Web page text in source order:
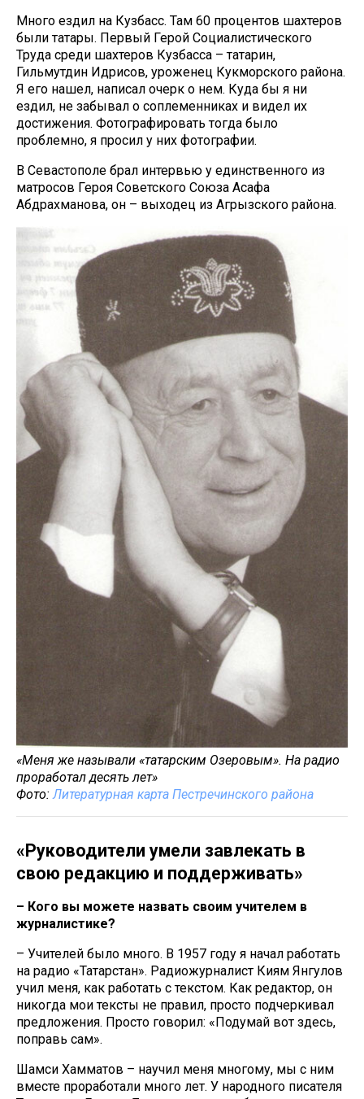
Много ездил на Кузбасс. Там 60 процентов шахтеров
были татары. Первый Герой Социалистического
Труда среди шахтеров Кузбасса – татарин,
Гильмутдин Идрисов, уроженец Кукморского района.
Я его нашел, написал очерк о нем. Куда бы я ни
ездил, не забывал о соплеменниках и видел их
достижения. Фотографировать тогда было
проблемно, я просил у них фотографии.
В Севастополе брал интервью у единственного из
матросов Героя Советского Союза Асафа
Абдрахманова, он – выходец из Агрызского района.
«Меня же называли «татарским Озеровым». На радио
проработал десять лет»
Фото:Литературная карта Пестречинского района
«Руководители умели завлекать в
свою редакцию и поддерживать»
– Кого вы можете назвать своим учителем в
журналистике?
– Учителей было много. В 1957 году я начал работать
на радио «Татарстан». Радиожурналист Киям Янгулов
учил меня, как работать с текстом. Как редактор, он
никогда мои тексты не правил, просто подчеркивал
предложения. Просто говорил: «Подумай вот здесь,
поправь сам».
Шамси Хамматов – научил меня многому, мы с ним
вместе проработали много лет. У народного писателя